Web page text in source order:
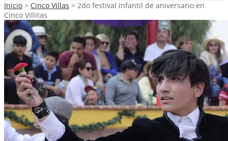
Inicio > Cinco Villas > 2do festival infantil de aniversario en
Cinco Villitas